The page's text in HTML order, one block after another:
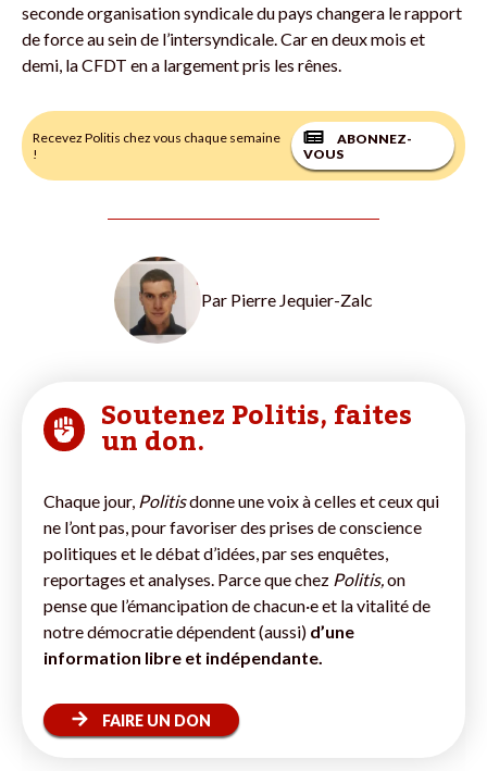
seconde organisation syndicale du pays changera le rapport
de force au sein de l’intersyndicale. Car en deux mois et
demi, la CFDT en a largement pris les rênes.
Recevez Politis chez vous chaque semaine
!
ABONNEZ-
VOUS
Par Pierre Jequier-Zalc
Soutenez Politis, faites
un don.
Chaque jour, Politisdonne une voix à celles et ceux qui
ne l’ont pas, pour favoriser des prises de conscience
politiques et le débat d’idées, par ses enquêtes,
reportages et analyses. Parce que chez Politis, on
pense que l’émancipation de chacun·e et la vitalité de
notre démocratie dépendent (aussi) d’une
information libre et indépendante.
FAIRE UN DON